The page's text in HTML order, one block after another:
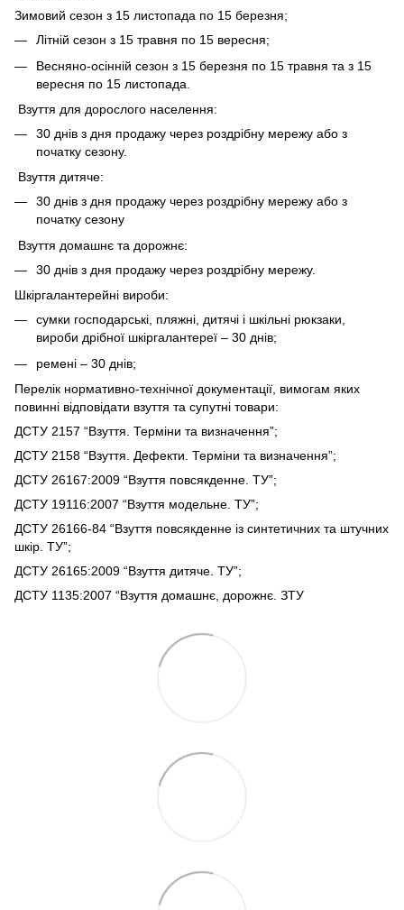
Зимовий сезон з 15 листопада по 15 березня;
Літній сезон з 15 травня по 15 вересня;
Весняно-осінній сезон з 15 березня по 15 травня та з 15
вересня по 15 листопада.
Взуття для дорослого населення:
30 днів з дня продажу через роздрібну мережу або з
початку сезону.
Взуття дитяче:
30 днів з дня продажу через роздрібну мережу або з
початку сезону
Взуття домашнє та дорожнє:
30 днів з дня продажу через роздрібну мережу.
Шкіргалантерейні вироби:
сумки господарські, пляжні, дитячі і шкільні рюкзаки,
вироби дрібної шкіргалантереї – 30 днів;
ремені – 30 днів;
Перелік нормативно-технічної документації, вимогам яких
повинні відповідати взуття та супутні товари:
ДСТУ 2157 “Взуття. Терміни та визначення”;
ДСТУ 2158 “Взуття. Дефекти. Терміни та визначення”;
ДСТУ 26167:2009 “Взуття повсякденне. ТУ”;
ДСТУ 19116:2007 “Взуття модельне. ТУ”;
ДСТУ 26166-84 “Взуття повсякденне із синтетичних та штучних
шкір. ТУ”;
ДСТУ 26165:2009 “Взуття дитяче. ТУ”;
ДСТУ 1135:2007 “Взуття домашнє, дорожнє. ЗТУ